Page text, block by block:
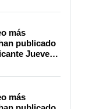
más
publicado
Jueves
más